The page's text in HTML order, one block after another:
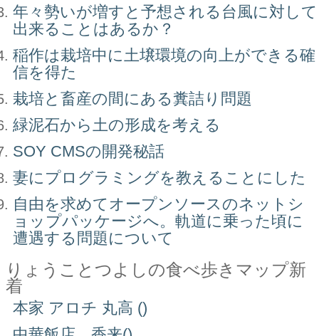
年々勢いが増すと予想される台風に対して
出来ることはあるか？
稲作は栽培中に土壌環境の向上ができる確
信を得た
栽培と畜産の間にある糞詰り問題
緑泥石から土の形成を考える
SOY CMSの開発秘話
妻にプログラミングを教えることにした
自由を求めてオープンソースのネットシ
ョップパッケージへ。軌道に乗った頃に
遭遇する問題について
りょうことつよしの食べ歩きマップ新
着
本家 アロチ 丸高 ()